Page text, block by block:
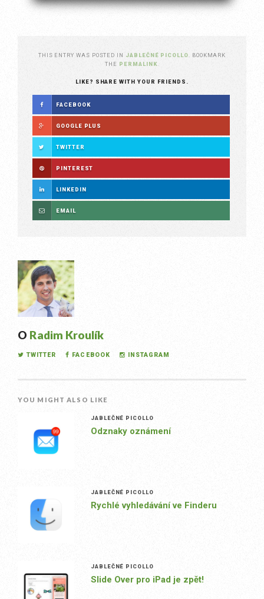
THIS ENTRY WAS POSTED IN JABLEČNÉ PICOLLO. BOOKMARK
THE
PERMALINK.
LIKE? SHARE WITH YOUR FRIENDS.
FACEBOOK
GOOGLE PLUS
TWITTER
PINTEREST
LINKEDIN
EMAIL
O Radim Kroulík
TWITTER FACEBOOK INSTAGRAM
YOU MIGHT ALSO LIKE
JABLEČNÉ PICOLLO
Odznaky oznámení
JABLEČNÉ PICOLLO
Rychlé vyhledávání ve Finderu
JABLEČNÉ PICOLLO
Slide Over pro iPad je zpět!